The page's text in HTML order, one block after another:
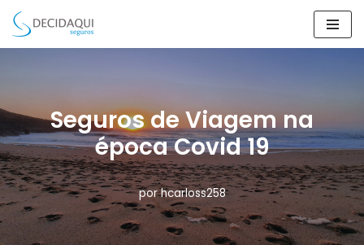
conteúdo
Seguros de Viagem na
época Covid 19
porhcarloss258